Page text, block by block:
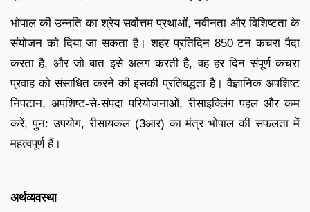
भोपाल की उन्नति का श्रेय सर्वोत्तम प्रथाओं, नवीनता और विशिष्टता के
संयोजन को दिया जा सकता है। शहर प्रतिदिन 850 टन कचरा पैदा
करता है, और जो बात इसे अलग करती है, वह हर दिन संपूर्ण कचरा
प्रवाह को संसाधित करने की इसकी प्रतिबद्धता है। वैज्ञानिक अपशिष्ट
निपटान, अपशिष्ट-से-संपदा परियोजनाओं, रीसाइक्लिंग पहल और कम
करें, पुन: उपयोग, रीसायकल (3आर) का मंत्र भोपाल की सफलता में
महत्वपूर्ण हैं।
अर्थव्यवस्था